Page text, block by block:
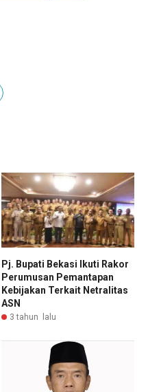
Pj. Bupati Bekasi Ikuti Rakor
Perumusan Pemantapan
Kebijakan Terkait Netralitas
ASN
3 tahun lalu